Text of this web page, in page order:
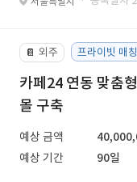
📔 외주 프라이빗 매칭
카페24 연동 맞춤
몰 구축
예상 금액
예상 기간
90일